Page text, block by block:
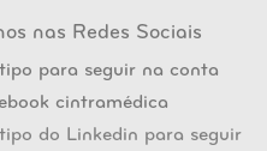
nas Redes Sociais